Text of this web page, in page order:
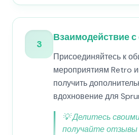
3
Взаимодействие
Присоединяйтесь к
мероприятиям Retro
получить
вдохновение для
💡Делитесь
получайте отзывы